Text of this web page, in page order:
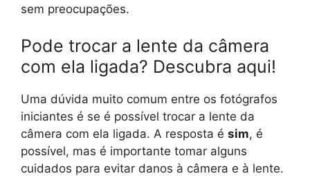
sem preocupações.
Pode trocar a lente da câmera
com ela ligada? Descubra aqui!
Uma dúvida muito comum entre os fotógrafos
iniciantes é se é possível trocar a lente da
câmera com ela ligada. A resposta é sim, é
possível, mas é importante tomar alguns
cuidados para evitar danos à câmera e à lente.